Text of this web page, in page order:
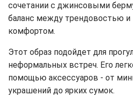
сочетании с джинсовыми
баланс между трендовостью
комфортом.
Этот образ подойдет для
неформальных встреч. Его
помощью аксессуаров - от
украшений до ярких сумок.